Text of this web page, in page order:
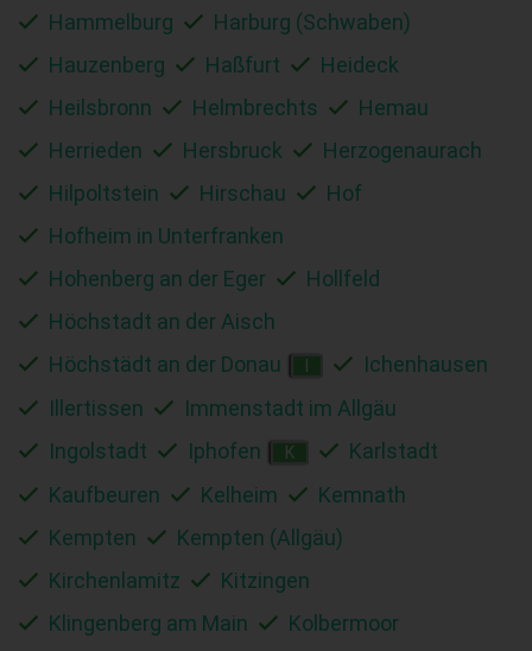
Hammelburg
Harburg (Schwaben)
Hauzenberg
Haßfurt
Heideck
Heilsbronn
Helmbrechts
Hemau
Herrieden
Hersbruck
Herzogenaurach
Hilpoltstein
Hirschau
Hof
Hofheim in Unterfranken
Hohenberg an der Eger
Hollfeld
Höchstadt an der Aisch
Höchstädt an der Donau
Ichenhausen
Illertissen
Immenstadt im Allgäu
Ingolstadt
Iphofen K
Karlstadt
Kaufbeuren
Kelheim
Kemnath
Kempten
Kempten (Allgäu)
Kirchenlamitz
Kitzingen
Klingenberg am Main
Kolbermoor